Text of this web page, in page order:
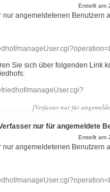
Erstellt am
angemeldetenen Benutzern
Sie sich über folgenden Link
manageUser.cgi?
[Verfasser nur für
nur für angemeldete
Erstellt am
angemeldetenen Benutzern